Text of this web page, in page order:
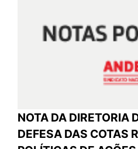
NOTA DA DIRETORIA
DEFESA DAS COTAS